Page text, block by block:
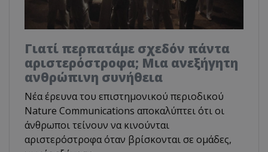
Γιατί περπατάμε σχεδόν πάντα
αριστερόστροφα; Μια ανεξήγητη
ανθρώπινη συνήθεια
Νέα έρευνα του επιστημονικού περιοδικού
Nature Communications αποκαλύπτει ότι οι
άνθρωποι τείνουν να κινούνται
αριστερόστροφα όταν βρίσκονται σε ομάδες,